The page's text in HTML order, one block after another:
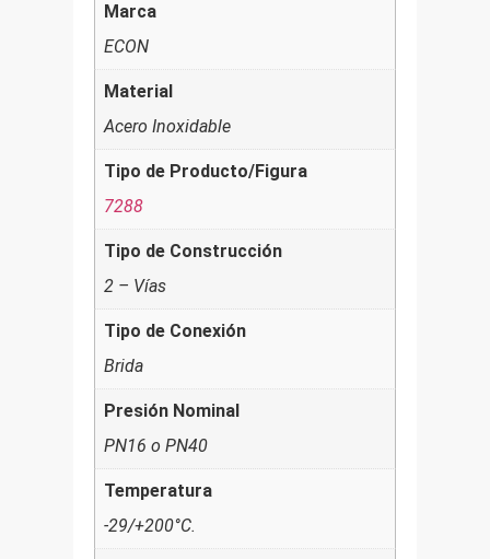
Marca
ECON
Material
Acero Inoxidable
Tipo de Producto/Figura
7288
Tipo de Construcción
2 – Vías
Tipo de Conexión
Brida
Presión Nominal
PN16 o PN40
Temperatura
-29/+200°C.